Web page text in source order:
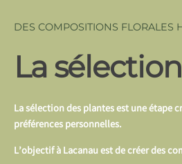
DES COMPOSITIONS FLORALES
La
La sélection des plantes est une étape
préférences personnelles.
L’objectif à Lacanau est de créer des